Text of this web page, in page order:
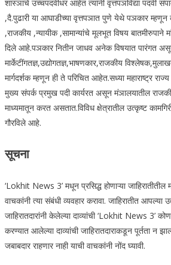
शास्ञाचे उच्चपदवीधर आहेत त्यांनी वृत्तपञविद्या पदवी
,दै.पुढारी या आघाडीच्या वृत्तपञात पुणे येथे पञकार
,राजकीय ,न्यायीक ,सामान्यांचे मूलभूत विषय बातमीरुपाने
दिले आहे.पञकार नितीन जाधव अनेक विषयात पारंगत
मार्केटींगतज्ञ,उद्योगतज्ञ,भाषणकार,राजकीय
मार्गदर्शक म्हणून ही ते परिचित आहेत.सध्या महाराष्ट्र
मुख्य संपर्क प्रमुख पदी कार्यरत असून मंञालयातील
माध्यमातून करत असतात.विविध क्षेत्रातील उत्कृष्ट
गौरविले आहे.
सूचना
‘Lokhit News 3’ मधून प्रसिद्ध होणाऱ्या
वाचकांनी त्या संबंधी व्यवहार करावा. जाहिरातीत आपल्या
जाहिरातदारांनी केलेल्या दाव्यांची ‘Lokhit News 3’
करण्यात आलेल्या दाव्यांची जाहिरातदाराकडून पूर्तता न
जबाबदार राहणार नाही याची वाचकांनी नोंद घ्यावी.